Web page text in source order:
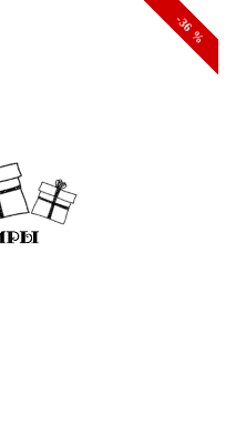
-49 %
-60 %
-67 %
-36 %